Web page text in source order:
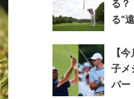
る？
る“
【
子メ
パー